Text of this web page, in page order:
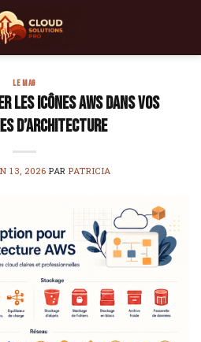
LE MAG
les icônes AWS dans vos
d’architecture
13, 2026 PARPATRICIA